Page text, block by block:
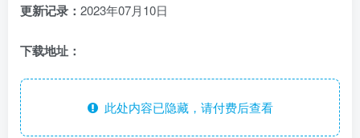
更新记录： 2023年07月10日
下载地址：
此处内容已隐藏，请付费后查看